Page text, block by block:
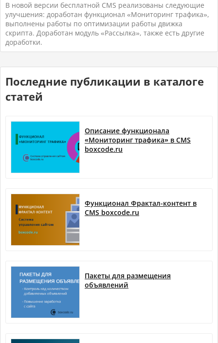
В новой версии бесплатной CMS реализованы следующие
улучшения: доработан функционал «Мониторинг трафика»,
выполнены работы по оптимизации работы движка
скрипта. Доработан модуль «Рассылка», также есть другие
доработки.
Последние публикации в каталоге
статей
Описание функционала
«Мониторинг трафика» в CMS
boxcode.ru
Функционал Фрактал-контент в
CMS boxcode.ru
Пакеты для размещения
объявлений